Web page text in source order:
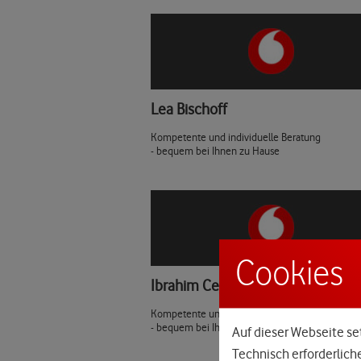
Lea Bischoff
Kompetente und individuelle Beratung
- bequem bei Ihnen zu Hause
Ibrahim Ceylan
Kompetente und individuelle Beratung
- bequem bei Ihnen zu Hause
Cookies
Auf dieser Webseite
Technisch